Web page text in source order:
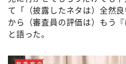
て「（披露したネタは）全然
から（審査員の評価は）もう『
と語った。